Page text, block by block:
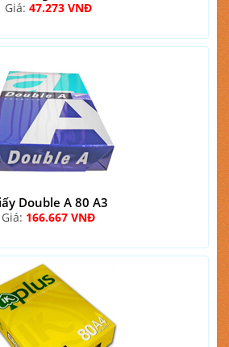
Giá: 47.273 VNĐ
Double A 80 A3
Giá: 166.667 VNĐ